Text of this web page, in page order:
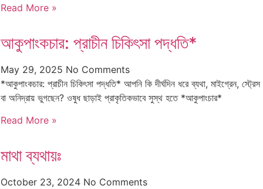
Read More »
আকুপাংকচার: প্রাচীন চিকিৎসা পদ্ধতি*
May 29, 2025 No Comments
*আকুপাংকচার: প্রাচীন চিকিৎসা পদ্ধতি* আপনি কি দীর্ঘদিন ধরে ব্যথা, মাইগ্রেন, স্ট্রেস
বা অনিদ্রায় ভুগছেন? ওষুধ ছাড়াই প্রাকৃতিকভাবে সুস্থ হতে *আকুপাংচার*
Read More »
মাথা ব্যথায়ঃ
October 23, 2024 No Comments